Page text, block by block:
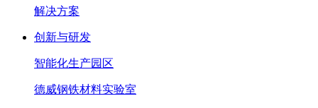
解决方案
创新与研发
智能化生产园区
德威钢铁材料实验室